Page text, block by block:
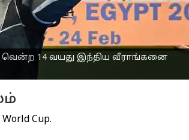
வென்ற 14 வயது இந்திய வீராங்கனை
பதக்கம் வென்றார்.
கோப்பை போட்டியில்
Cup.